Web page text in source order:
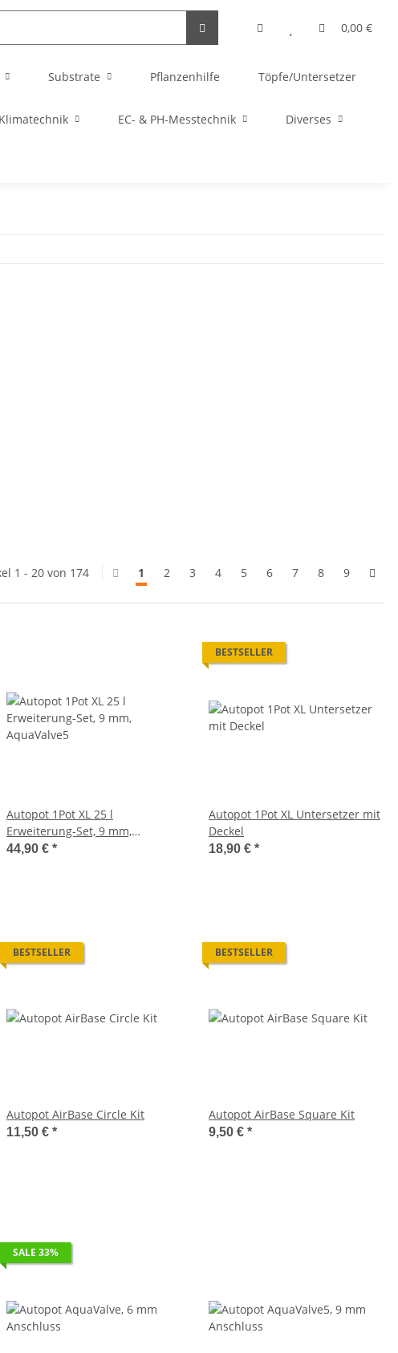
0,00 €
Substrate Pflanzenhilfe Töpfe/Untersetzer
Klimatechnik EC- & PH-Messtechnik Diverses
1 - 20 von 174 1 2 3 4 5 6 7 8 9
Autopot 1Pot XL 25 l
Erweiterung-Set, 9 mm,
AquaValve5
44,90 € *
BESTSELLER
Autopot 1Pot XL Untersetzer mit
Deckel
18,90 € *
BESTSELLER
Autopot AirBase Circle Kit
11,50 € *
BESTSELLER
Autopot AirBase Square Kit
9,50 € *
SALE 33%